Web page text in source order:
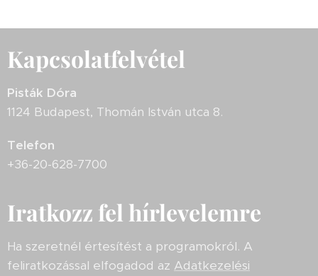
Kapcsolatfelvétel
Pisták Dóra
1124 Budapest, Thomán István utca 8.
Telefon
+36-20-628-7700
Iratkozz fel hírlevelemre
Ha szeretnél értesítést a programokról. A
feliratkozással elfogadod az Adatkezelési